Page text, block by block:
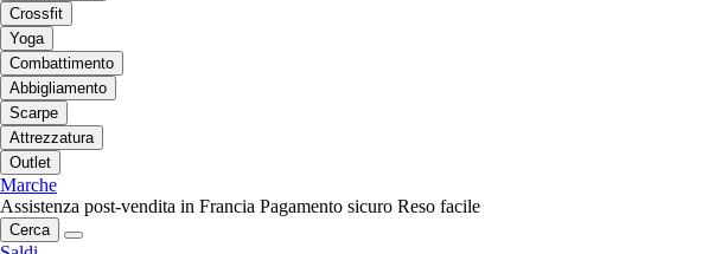
Crossfit
Yoga
Combattimento
Abbigliamento
Scarpe
Attrezzatura
Outlet
Marche
Assistenza post-vendita in Francia Pagamento sicuro Reso facile
Cerca